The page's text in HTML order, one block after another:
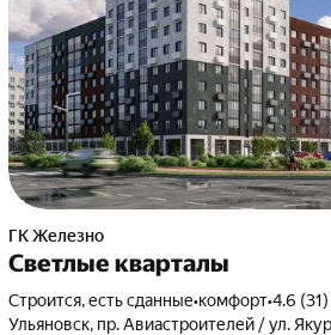
ГК Железно
Светлые кварталы
Строится, есть сданные•комфорт•4.6 (31)
Ульяновск, пр. Авиастроителей / ул.